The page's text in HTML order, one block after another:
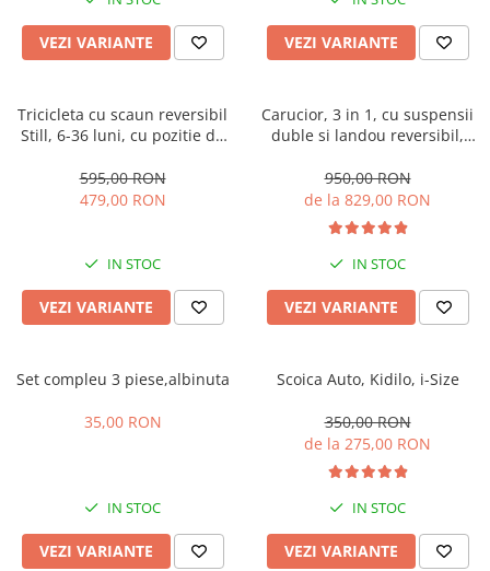
Bluze, pieptarase, mentite
Ciorapi
Pantaloni de exterior
Bluze si pulovere
Hainute bumbac organic
Bluze, pieptarase, mentite
Pantaloni de exterior
Bluze si pulovere
Babetele
Cos depozitare jucarii
Jocuri educative si de societate
Mingii
Jucarii gonflabile
Jucarii de nisip
Trotinete si biciclete
Carucioare papusi
Incaltaminte de panza
VEZI VARIANTE VEZI VARIANTE
Tricicleta cu scaun reversibil
Still, 6-36 luni, cu pozitie de
cu lumini si muzica, SL07
595,00 RON
479,00 RON
IN STOC
VEZI VARIANTE
Carucior, 3 in 1, cu suspensii
duble si landou reversibil,
luni - 3 ani, Original L-Sun
950,00 RON
de la 829,00 RON
IN STOC
VEZI VARIANTE
Set compleu 3 piese,albinuta
35,00 RON
IN STOC
VEZI VARIANTE
Scoica Auto, Kidilo, i-Size
350,00 RON
de la 275,00 RON
IN STOC
VEZI VARIANTE